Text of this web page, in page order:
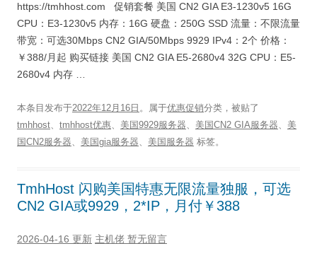
https://tmhhost.com 促销套餐 美国 CN2 GIA E3-1230v5 16G
CPU：E3-1230v5 内存：16G 硬盘：250G SSD 流量：不限流量
带宽：可选30Mbps CN2 GIA/50Mbps 9929 IPv4：2个 价格：
￥388/月起 购买链接 美国 CN2 GIA E5-2680v4 32G CPU：E5-
2680v4 内存 …
本条目发布于2022年12月16日 。属于优惠促销分类，被贴了
tmhhost、 tmhhost优惠、 美国9929服务器、 美国CN2 GIA服务器、 美
国CN2服务器、 美国gia服务器、 美国服务器 标签。
TmhHost 闪购美国特惠无限流量独服，可选
CN2 GIA或9929，2*IP，月付￥388
2026-04-16 更新 主机佬 暂无留言